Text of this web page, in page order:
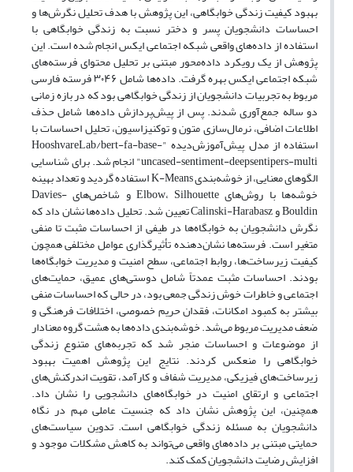
بهبود کیفیت زندگی خوابگاهی، این پژوهش با هدف تحلیل نگرش‌ها و
احساسات دانشجویان پسر و دختر نسبت به زندگی خوابگاهی با
استفاده از داده‌های واقعی شبکه اجتماعی ایکس انجام شده است. این
پژوهش از یک رویکرد داده‌محور مبتنی بر تحلیل محتوای فرسته‌های
شبکه اجتماعی ایکس بهره گرفت. داده‌ها شامل ۳۰۴۶ فرسته فارسی
مربوط به تجربیات دانشجویان از زندگی خوابگاهی بود که در بازه زمانی
دو ساله جمع‌آوری شدند. پس از پیش‌پردازش داده‌ها شامل حذف
اطلاعات اضافی، نرمال‌سازی متون و توکنیزاسیون، تحلیل احساسات با
استفاده از مدل پیش‌آموزش‌دیده "HooshvareLab/bert-fa-base-
uncased-sentiment-deepsentipers-multi" انجام شد. برای شناسایی
الگوهای معنایی، از خوشه‌بندی K-Means استفاده گردید و تعداد بهینه
خوشه‌ها با روش‌های Elbow، Silhouette و شاخص‌های Davies-
Bouldin و Calinski-Harabasz تعیین شد. تحلیل داده‌ها نشان داد که
نگرش دانشجویان به خوابگاه‌ها در طیفی از احساسات مثبت تا منفی
متغیر است. فرسته‌ها نشان‌دهنده تأثیرگذاری عوامل مختلفی همچون
کیفیت زیرساخت‌ها، روابط اجتماعی، سطح امنیت و مدیریت خوابگاه‌ها
بودند. احساسات مثبت عمدتاً شامل دوستی‌های عمیق، حمایت‌های
اجتماعی و خاطرات خوش زندگی جمعی بود، در حالی که احساسات منفی
بیشتر به کمبود امکانات، فقدان حریم خصوصی، اختلافات فرهنگی و
ضعف مدیریت مربوط می‌شد. خوشه‌بندی داده‌ها به هشت گروه معنادار
از موضوعات و احساسات منجر شد که تجربه‌های متنوع زندگی
خوابگاهی را منعکس کردند. نتایج این پژوهش اهمیت بهبود
زیرساخت‌های فیزیکی، مدیریت شفاف و کارآمد، تقویت اندرکنش‌های
اجتماعی و ارتقای امنیت در خوابگاه‌های دانشجویی را نشان داد.
همچنین، این پژوهش نشان داد که جنسیت عاملی مهم در نگاه
دانشجویان به مسئله زندگی خوابگاهی است. تدوین سیاست‌های
حمایتی مبتنی بر داده‌های واقعی می‌تواند به کاهش مشکلات موجود و
افزایش رضایت دانشجویان کمک کند.